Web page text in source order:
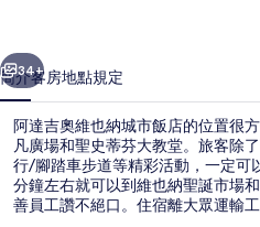
城
市
飯
店
的
個 下一個
34+
簡介客房地點規定
阿達吉奧維也納城市飯店的位置很
凡廣場和聖史蒂芬大教堂。旅客除
行/腳踏車步道等精彩活動，一定可
分鐘左右就可以到維也納聖誕市場
善員工讚不絕口。住宿離大眾運輸